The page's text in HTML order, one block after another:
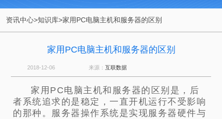
资讯中心>知识库>家用PC电脑主机和服务器的区别
家用PC电脑主机和服务器的区别
2018-12-06 来源： 互联数据
家用PC电脑主机和服务器的区别是，后
者系统追求的是稳定，一直开机运行不受影响
的那种。服务器操作系统是实现服务器硬件与